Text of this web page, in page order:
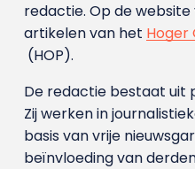
redactie. Op de
artikelen van het Hoger
(HOP).
De redactie bestaat uit
Zij werken in
basis van vrije
beïnvloeding van